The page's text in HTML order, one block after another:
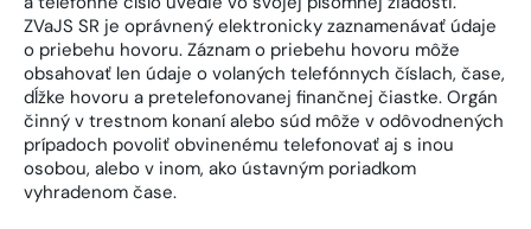
ZVaJS SR je oprávnený elektronicky zaznamenávať údaje
o priebehu hovoru. Záznam o priebehu hovoru môže
obsahovať len údaje o volaných telefónnych číslach, čase,
dĺžke hovoru a pretelefonovanej finančnej čiastke. Orgán
činný v trestnom konaní alebo súd môže v odôvodnených
prípadoch povoliť obvinenému telefonovať aj s inou
osobou, alebo v inom, ako ústavným poriadkom
vyhradenom čase.